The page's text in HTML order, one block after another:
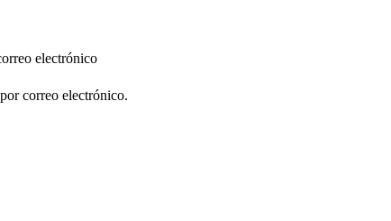
electrónico
correo electrónico.